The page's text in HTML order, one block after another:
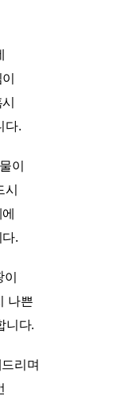
다.
이
.
나쁜
니다.
리며